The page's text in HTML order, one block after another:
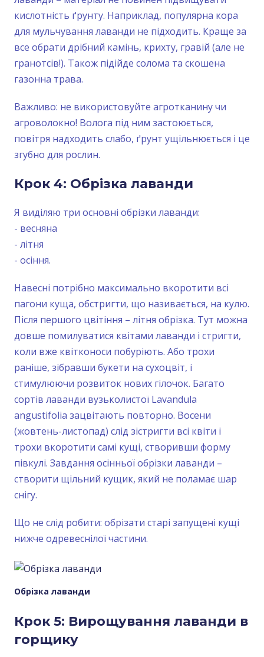
кислотність ґрунту. Наприклад, популярна кора
для мульчування лаванди не підходить. Краще за
все обрати дрібний камінь, крихту, гравій (але не
гранотсів!). Також підійде солома та скошена
газонна трава.
Важливо: не використовуйте агротканину чи
агроволокно! Волога під ним застоюється,
повітря надходить слабо, ґрунт ущільнюється і це
згубно для рослин.
Крок 4: Обрізка лаванди
Я виділяю три основні обрізки лаванди:
- весняна
- літня
- осіння.
Навесні потрібно максимально вкоротити всі
пагони куща, обстригти, що називається, на кулю.
Після першого цвітіння – літня обрізка. Тут можна
довше помилуватися квітами лаванди і стригти,
коли вже квітконоси побуріють. Або трохи
раніше, зібравши букети на сухоцвіт, і
стимулюючи розвиток нових гілочок. Багато
сортів лаванди вузьколистої Lavandula
angustifolia зацвітають повторно. Восени
(жовтень-листопад) слід зістригти всі квіти і
трохи вкоротити самі кущі, створивши форму
півкулі. Завдання осінньої обрізки лаванди –
створити щільний кущик, який не поламає шар
снігу.
Що не слід робити: обрізати старі запущені кущі
нижче одревеснілої частини.
Обрізка лаванди
Крок 5: Вирощування лаванди в
горщику